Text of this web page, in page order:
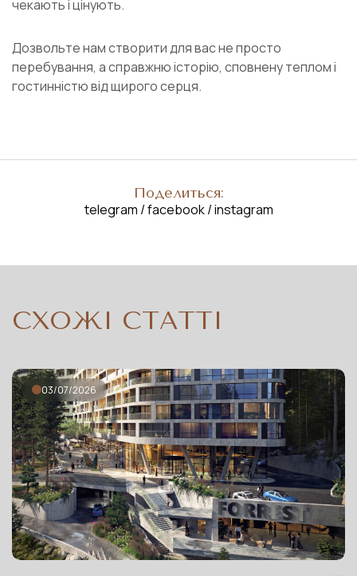
чекають і цінують.
Дозвольте нам створити для вас не просто
перебування, а справжню історію, сповнену теплом і
гостинністю від щирого серця.
Поделиться:
telegram /facebook/instagram
СХОЖІ СТАТТІ
03/07/2026